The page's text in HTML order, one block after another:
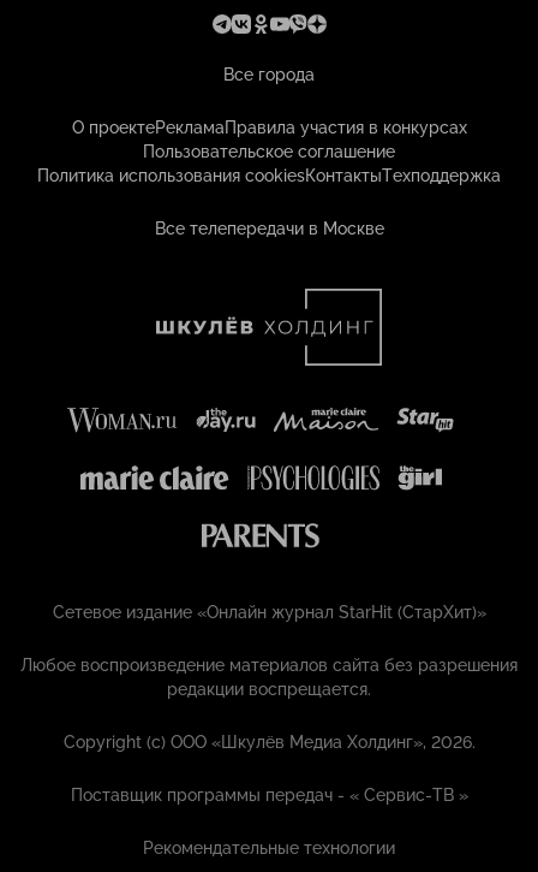
Все города
О проектеРекламаПравила участия в конкурсах
Пользовательское соглашение
Политика использования cookiesКонтактыТехподдержка
Все телепередачи в Москве
Сетевое издание «Онлайн журнал StarHit (СтарХит)»
Любое воспроизведение материалов сайта без разрешения
редакции воспрещается.
Copyright (с) ООО «Шкулёв Медиа Холдинг», 2026.
Поставщик программы передач - «Сервис-ТВ »
Рекомендательные технологии